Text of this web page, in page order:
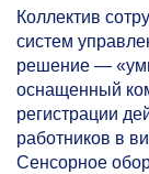
Коллектив
систем
решение —
оснащенный
регистрации
работников в
Сенсорное